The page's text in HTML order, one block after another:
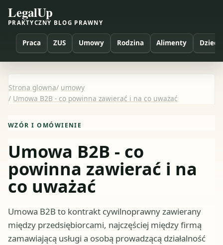
LegalUp
PRAKTYCZNY BLOG PRAWNY
Praca ZUS Umowy Rodzina Alimenty Dzieci
Strona glowna/ umowy
/ Umowa B2B - co powinna zawierać i na co uważać
WZÓR I OMÓWIENIE
Umowa B2B - co
powinna zawierać i na
co uważać
Umowa B2B to kontrakt cywilnoprawny zawierany
między przedsiębiorcami, najczęściej między firmą
zamawiającą usługi a osobą prowadzącą działalność